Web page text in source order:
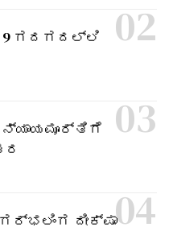
ಗದಗದಲ್ಲಿ
ದೀಕ್ಷಾ